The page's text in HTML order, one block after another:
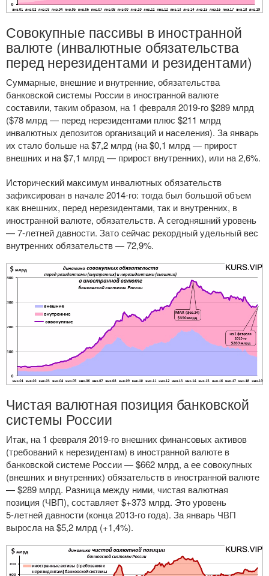
Совокупные пассивы в иностранной
валюте (инвалютные обязательства
перед нерезидентами и резидентами)
Суммарные, внешние и внутренние, обязательства
банковской системы России в иностранной валюте
составили, таким образом, на 1 февраля 2019-го$289 млрд
($78 млрд — перед нерезидентами плюс $211 млрд
инвалютных депозитов организаций и населения). За январь
их стало больше на $7,2 млрд (на $0,1 млрд — прирост
внешних и на $7,1 млрд — прирост внутренних), или на 2,6%.
Исторический максимум инвалютных обязательств
зафиксирован в начале2014-го: тогда был большой объем
как внешних, перед нерезидентами, так и внутренних, в
иностранной валюте, обязательств. А сегодняшний уровень
—7-летней давности. Зато сейчас рекордный удельный вес
внутренних обязательств — 72,9%.
Чистая валютная позиция банковской
системы России
Итак, на 1 февраля 2019-го внешних финансовых активов
(требований к нерезидентам) в иностранной валюте в
банковской системе России — $662 млрд, а ее совокупных
(внешних и внутренних) обязательств в иностранной валюте
— $289 млрд. Разница между ними, чистая валютная
позиция (ЧВП), составляет $+373 млрд. Это уровень
5-летнейдавности (конца2013-го года). За январь ЧВП
выросла на $5,2 млрд (+1,4%).